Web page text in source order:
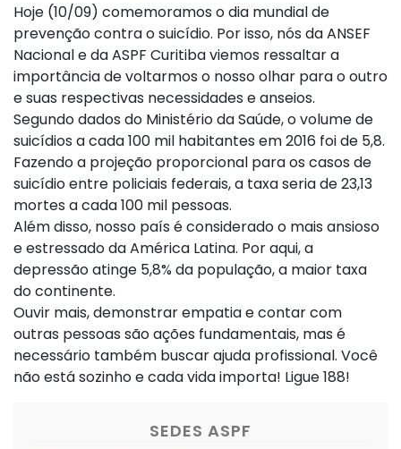
Hoje (10/09) comemoramos o dia mundial de
prevenção contra o suicídio. Por isso, nós da ANSEF
Nacional e da ASPF Curitiba viemos ressaltar a
importância de voltarmos o nosso olhar para o outro
e suas respectivas necessidades e anseios.
Segundo dados do Ministério da Saúde, o volume de
suicídios a cada 100 mil habitantes em 2016 foi de 5,8.
Fazendo a projeção proporcional para os casos de
suicídio entre policiais federais, a taxa seria de 23,13
mortes a cada 100 mil pessoas.
Além disso, nosso país é considerado o mais ansioso
e estressado da América Latina. Por aqui, a
depressão atinge 5,8% da população, a maior taxa
do continente.
Ouvir mais, demonstrar empatia e contar com
outras pessoas são ações fundamentais, mas é
necessário também buscar ajuda profissional. Você
não está sozinho e cada vida importa! Ligue 188!
SEDES ASPF